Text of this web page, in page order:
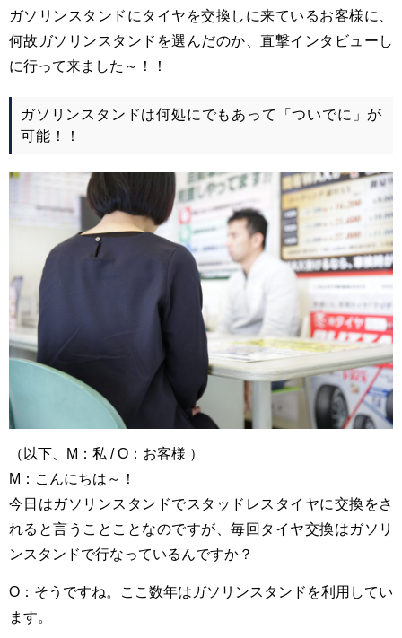
ガソリンスタンドにタイヤを交換しに来ているお客様に、
何故ガソリンスタンドを選んだのか、直撃インタビューし
に行って来ました～！！
ガソリンスタンドは何処にでもあって「ついでに」が
可能！！
（以下、M：私 / O：お客様 ）
M：こんにちは～！
今日はガソリンスタンドでスタッドレスタイヤに交換をさ
れると言うことことなのですが、毎回タイヤ交換はガソリ
ンスタンドで行なっているんですか？
O：そうですね。ここ数年はガソリンスタンドを利用してい
ます。